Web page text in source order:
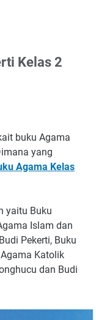
Kelas 2
buku Agama
yang
Agama Kelas
yaitu Buku
Islam dan
Pekerti, Buku
Katolik
dan Budi